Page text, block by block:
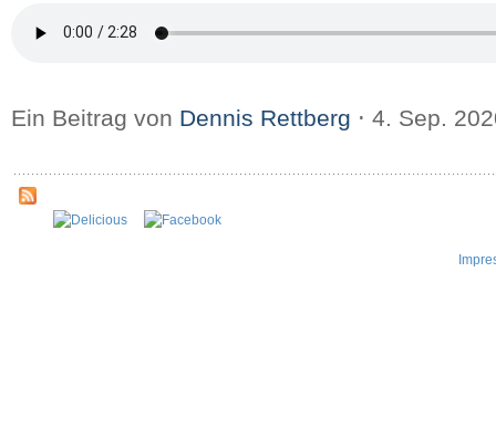
Ein Beitrag von Dennis Rettberg ⋅ 4. Sep.